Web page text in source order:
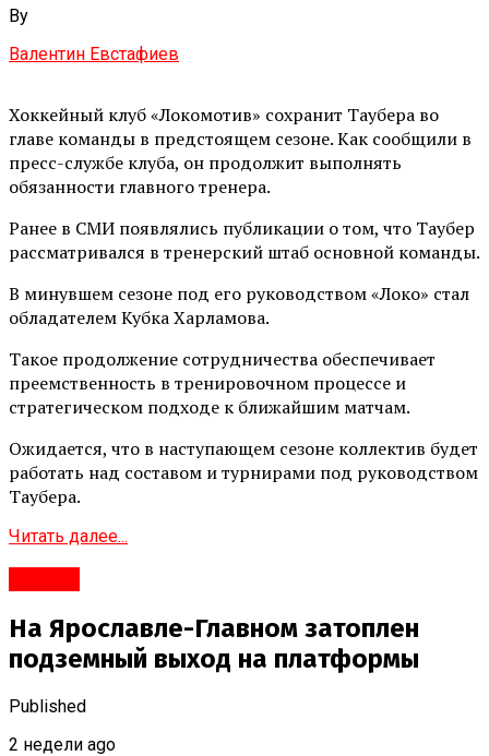
By
Валентин Евстафиев
Хоккейный клуб «Локомотив» сохранит Таубера во
главе команды в предстоящем сезоне. Как сообщили в
пресс-службе клуба, он продолжит выполнять
обязанности главного тренера.
Ранее в СМИ появлялись публикации о том, что Таубер
рассматривался в тренерский штаб основной команды.
В минувшем сезоне под его руководством «Локо» стал
обладателем Кубка Харламова.
Такое продолжение сотрудничества обеспечивает
преемственность в тренировочном процессе и
стратегическом подходе к ближайшим матчам.
Ожидается, что в наступающем сезоне коллектив будет
работать над составом и турнирами под руководством
Таубера.
Читать далее...
На Ярославле-Главном затоплен
подземный выход на платформы
Published
2 недели ago